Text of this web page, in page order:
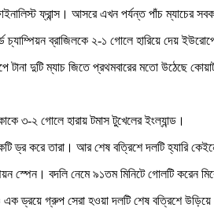
ফ্রান্স। আসরে এখন পর্যন্ত পাঁচ ম্যাচের
ব্রাজিলকে ২-১ গোলে হারিয়ে দেয়
দুটি ম্যাচ জিতে প্রথমবারের মতো উঠেছে
৩-২ গোলে হারায় টমাস টুখেলের ইংল্যান্ড।
ড্র করে তারা। আর শেষ বত্রিশে দলটি হ্যারি
স্পেন। বদলি নেমে ৯১তম মিনিটে গোলটি করেন
গ্রুপ সেরা হওয়া দলটি শেষ বত্রিশে উড়িয়ে